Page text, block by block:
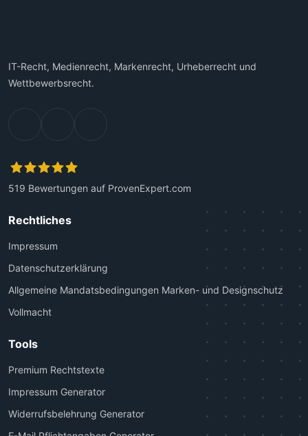
IT-Recht, Medienrecht, Markenrecht, Urheberrecht und
Wettbewerbsrecht.
519 Bewertungen auf ProvenExpert.com
Rechtliches
Impressum
Datenschutzerklärung
Allgemeine Mandatsbedingungen Marken- und Designschutz
Vollmacht
Tools
Premium Rechtstexte
Impressum Generator
Widerrufsbelehrung Generator